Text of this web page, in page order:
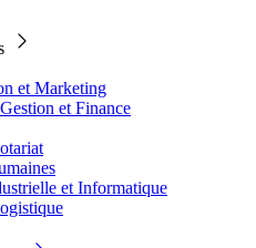
et Marketing
et Finance
et Informatique